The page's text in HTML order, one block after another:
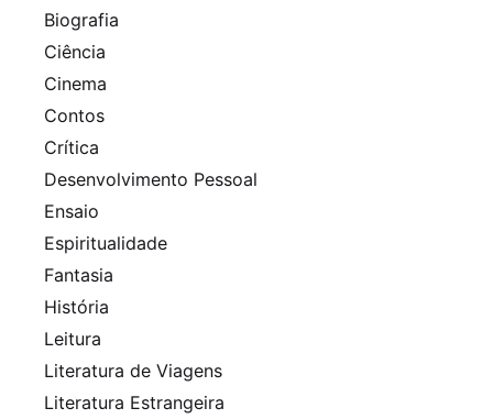
Biografia
Ciência
Cinema
Contos
Crítica
Desenvolvimento Pessoal
Ensaio
Espiritualidade
Fantasia
História
Leitura
Literatura de Viagens
Literatura Estrangeira